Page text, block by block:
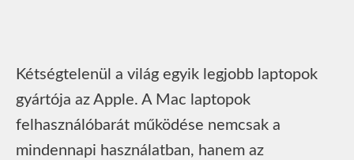
Kétségtelenül a világ egyik legjobb laptopok
gyártója az Apple. A Mac laptopok
felhasználóbarát működése nemcsak a
mindennapi használatban, hanem az